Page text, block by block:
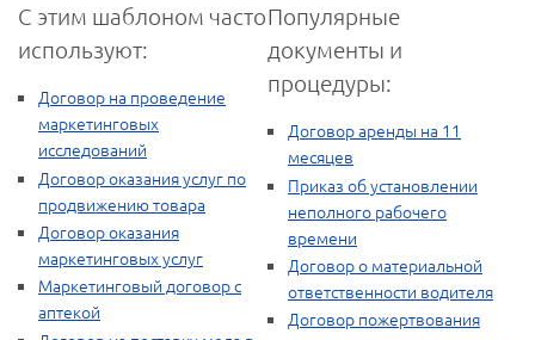
С этим шаблоном часто
используют:
Договор на проведение
маркетинговых
исследований
Договор оказания услуг по
продвижению товара
Договор оказания
маркетинговых услуг
Маркетинговый договор с
аптекой
Популярные
документы и
процедуры:
Договор аренды на 11
месяцев
Приказ об установлении
неполного рабочего
времени
Договор о материальной
ответственности водителя
Договор пожертвования